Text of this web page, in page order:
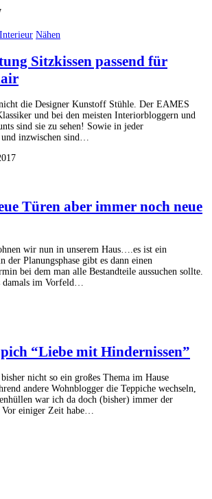
Interieur Nähen
Sitzkissen passend für
die Designer Kunstoff Stühle. Der EAMES
und bei den meisten Interiorbloggern und
sind sie zu sehen! Sowie in jeder
inzwischen sind…
Türen aber immer noch neue
wir nun in unserem Haus….es ist ein
der Planungsphase gibt es dann einen
bei dem man alle Bestandteile aussuchen sollte.
damals im Vorfeld…
“Liebe mit Hindernissen”
nicht so ein großes Thema im Hause
andere Wohnblogger die Teppiche wechseln,
war ich da doch (bisher) immer der
einiger Zeit habe…